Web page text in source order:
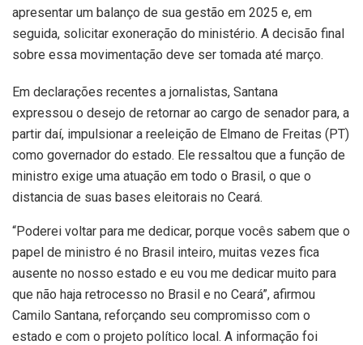
apresentar um balanço de sua gestão em 2025 e, em
seguida, solicitar exoneração do ministério. A decisão final
sobre essa movimentação deve ser tomada até março.
Em declarações recentes a jornalistas, Santana
expressou o desejo de retornar ao cargo de senador para, a
partir daí, impulsionar a reeleição de Elmano de Freitas (PT)
como governador do estado. Ele ressaltou que a função de
ministro exige uma atuação em todo o Brasil, o que o
distancia de suas bases eleitorais no Ceará.
“Poderei voltar para me dedicar, porque vocês sabem que o
papel de ministro é no Brasil inteiro, muitas vezes fica
ausente no nosso estado e eu vou me dedicar muito para
que não haja retrocesso no Brasil e no Ceará”, afirmou
Camilo Santana, reforçando seu compromisso com o
estado e com o projeto político local. A informação foi